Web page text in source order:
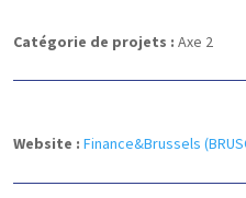
Catégorie de projets : Axe 2
Website : Finance&Brussels